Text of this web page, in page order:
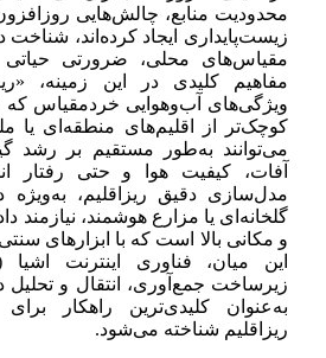
محدودیت منابع، چالش‌هایی
زیست‌پایداری ایجاد کرده‌اند،
مقیاس‌های محلی، ضرورتی حیاتی
مفاهیم کلیدی در این زمینه،
ویژگی‌های آب‌وهوایی خردمقیاس که
کوچک‌تر از اقلیم‌های منطقه‌ای یا
می‌توانند به‌طور مستقیم بر رشد
آفات، کیفیت هوا و حتی رفتار
مدل‌سازی دقیق ریزاقلیم،
گلخانه‌ای یا مزارع هوشمند، نیازمند
و مکانی بالا است که با ابزارهای
زیرساخت جمع‌آوری، انتقال و تحلیل
به‌عنوان کلیدی‌ترین راهکار
ریزاقلیم شناخته می‌شود.